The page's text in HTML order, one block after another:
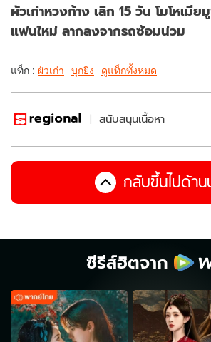
ผัวเก่าหวงก้าง เลิก 15 วัน โมโหเมี
แฟนใหม่ ลากลงจากรถซ้อมน่วม
แท็ก : ผัวเก่า บุกยิง ดูแท็กทั้งหมด
สนับสนุนเนื้อหา
กลับขึ้นไปด้าน
ซีรีส์ฮิตจาก